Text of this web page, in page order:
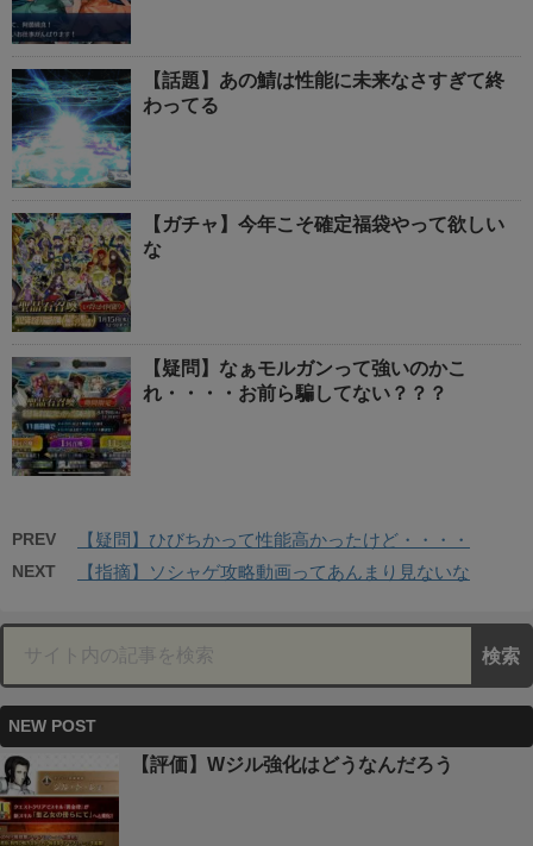
【話題】あの鯖は性能に未来なさすぎて終
わってる
【ガチャ】今年こそ確定福袋やって欲しい
な
【疑問】なぁモルガンって強いのかこ
れ・・・・お前ら騙してない？？？
PREV 【疑問】ひびちかって性能高かったけど・・・・
NEXT 【指摘】ソシャゲ攻略動画ってあんまり見ないな
NEW POST
【評価】Wジル強化はどうなんだろう